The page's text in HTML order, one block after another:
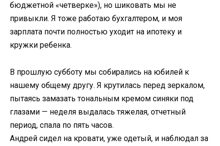
бюджетной «четверке»), но шиковать мы не
привыкли. Я тоже работаю бухгалтером, и моя
зарплата почти полностью уходит на ипотеку и
кружки ребенка.
В прошлую субботу мы собирались на юбилей к
нашему общему другу. Я крутилась перед зеркалом,
пытаясь замазать тональным кремом синяки под
глазами — неделя выдалась тяжелая, отчетный
период, спала по пять часов.
Андрей сидел на кровати, уже одетый, и наблюдал за